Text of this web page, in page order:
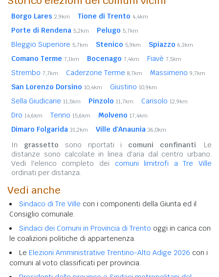
Borgo Lares 2,9km Tione di Trento 4,4km
Porte di Rendena 5,2km Pelugo 5,7km
Bleggio Superiore 5,7km Stenico 5,9km Spiazzo 6,3km
Comano Terme 7,1km Bocenago 7,4km Fiavè 7,5km
Strembo 7,7km Caderzone Terme 8,7km Massimeno 9,7km
San Lorenzo Dorsino 10,4km Giustino 10,9km
Sella Giudicarie 11,5km Pinzolo 11,7km Carisolo 12,9km
Dro 14,6km Tenno 15,6km Molveno 17,4km
Dimaro Folgarida 31,2km Ville d'Anaunia 36,0km
In grassetto sono riportati i comuni confinanti. Le
distanze sono calcolate in linea d'aria dal centro urbano.
Vedi l'elenco completo dei comuni limitrofi a Tre Ville
ordinati per distanza.
Vedi anche
Sindaco di Tre Ville con i componenti della Giunta ed il
Consiglio comunale.
Sindaci dei Comuni in Provincia di Trento oggi in carica con
le coalizioni politiche di appartenenza.
Le Elezioni Amministrative Trentino-Alto Adige 2026 con i
comuni al voto classificati per provincia.